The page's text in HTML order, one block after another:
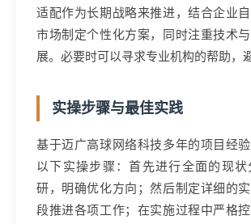
适配作为长期战略来推进，结合企业
市场制定个性化方案，同时注重技术
展。必要时可以寻求专业机构的帮助，
实操步骤与最佳实践
基于迈广高球网络科技多年的项目经
以下实操步骤：首先进行全面的现状
研，明确优化方向；然后制定详细的
段推进各项工作；在实施过程中严格